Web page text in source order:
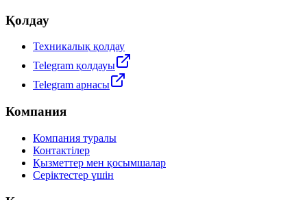
Қолдау
Техникалық қолдау
Telegram қолдауы
Telegram арнасы
Компания
Компания туралы
Контактілер
Қызметтер мен қосымшалар
Серіктестер үшін